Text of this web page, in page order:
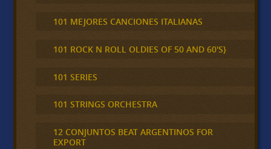
101 MEJORES CANCIONES ITALIANAS
101 ROCK N ROLL OLDIES OF 50 AND 60'S}
101 SERIES
101 STRINGS ORCHESTRA
12 CONJUNTOS BEAT ARGENTINOS FOR
EXPORT